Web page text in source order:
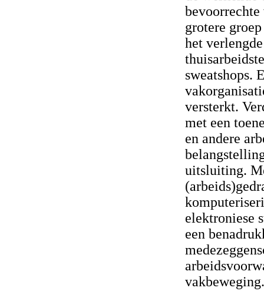
bevoorrechte
grotere
het
sweatshops.
versterkt.
met een
en andere
uitsluiting.
elektroniese
een
vakbeweging.